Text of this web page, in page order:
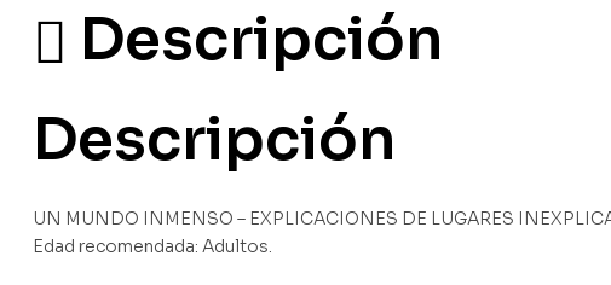
Descripción
Descripción
UN MUNDO INMENSO – EXPLICACIONES DE LUGARES
Edad recomendada: Adultos.